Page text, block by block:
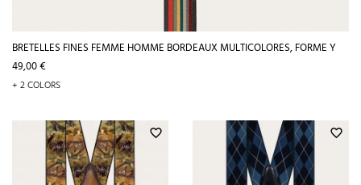
BRETELLES FINES FEMME HOMME BORDEAUX MULTICOLORES, FORME Y
Prix
49,00 €
+ 2 COLORS
favorite_border favorite_border